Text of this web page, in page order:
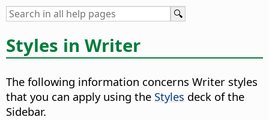
Styles in Writer
The following information concerns Writer styles
that you can apply using the Styles deck of the
Sidebar.